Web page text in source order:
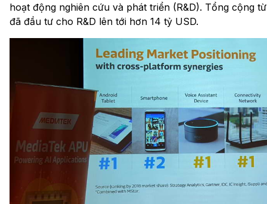
hoạt động nghiên cứu và phát triển (R&D). Tổng cộng
đã đầu tư cho R&D lên tới hơn 14 tỷ USD.